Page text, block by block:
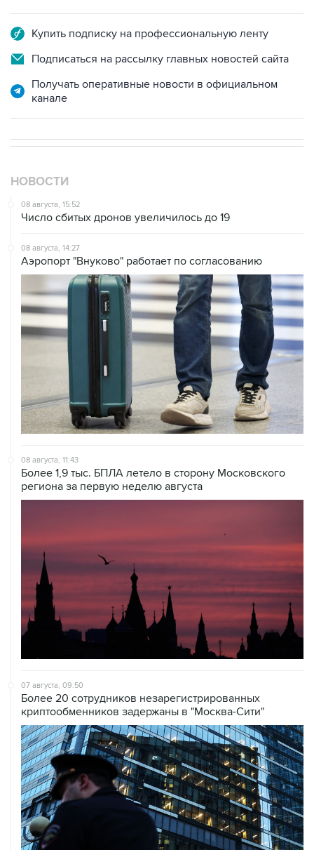
Подписаться на рассылку главных новостей сайта
Получать оперативные новости в официальном
08 августа, 15:52
Число сбитых дронов увеличилось до 19
08 августа, 14:27
08 августа, 11:43
региона за первую неделю августа
криптообменников задержаны в "Москва-Сити"